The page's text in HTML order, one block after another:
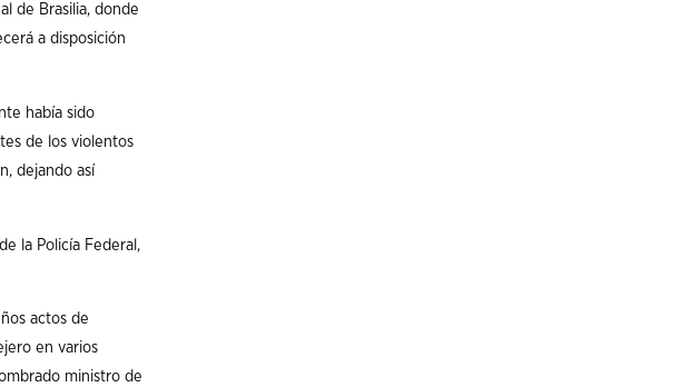
de Brasilia, donde
a disposición
había sido
de los violentos
dejando así
la Policía Federal,
actos de
en varios
ministro de